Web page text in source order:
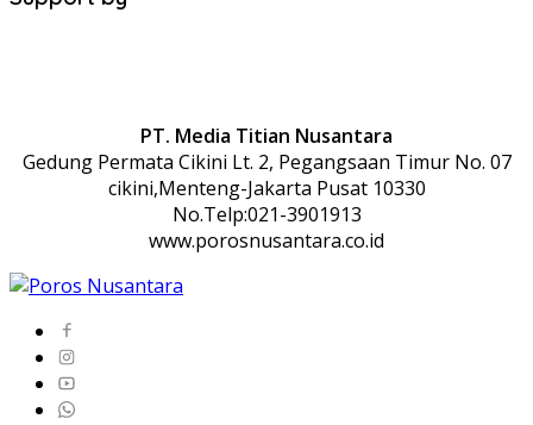
PT. Media Titian Nusantara
Gedung Permata Cikini Lt. 2, Pegangsaan Timur No. 07
cikini,Menteng-Jakarta Pusat 10330
No.Telp:021-3901913
www.porosnusantara.co.id